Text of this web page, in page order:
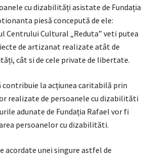
cu dizabilități asistate de Fundația
piesă concepută de ele:
Centrului Cultural „Reduta” veti putea
de artizanat realizate atât de
cât si de cele private de libertate.
contribuie la acțiunea caritabilă prin
realizate de persoanele cu dizabilităti
adunate de Fundația Rafael vor fi
persoanelor cu dizabilităti.
acordate unei singure astfel de